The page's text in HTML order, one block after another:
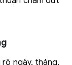
ngày, tháng,